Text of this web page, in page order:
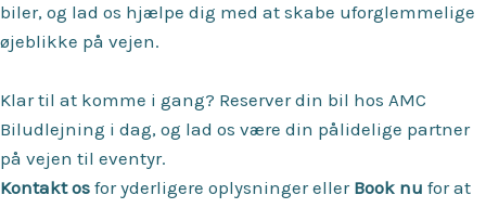
biler, og lad os hjælpe dig med at skabe uforglemmelige
øjeblikke på vejen.
Klar til at komme i gang? Reserver din bil hos AMC
Biludlejning i dag, og lad os være din pålidelige partner
på vejen til eventyr.
Kontakt os for yderligere oplysninger eller Book nu for at